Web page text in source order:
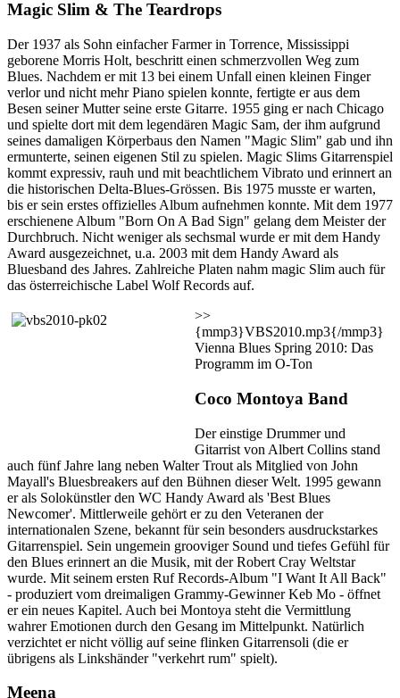
Magic Slim & The Teardrops
Der 1937 als Sohn einfacher Farmer in Torrence, Mississippi
geborene Morris Holt, beschritt einen schmerzvollen Weg zum
Blues. Nachdem er mit 13 bei einem Unfall einen kleinen Finger
verlor und nicht mehr Piano spielen konnte, fertigte er aus dem
Besen seiner Mutter seine erste Gitarre. 1955 ging er nach Chicago
und spielte dort mit dem legendären Magic Sam, der ihm aufgrund
seines damaligen Körperbaus den Namen "Magic Slim" gab und ihn
ermunterte, seinen eigenen Stil zu spielen. Magic Slims Gitarrenspiel
kommt expressiv, rauh und mit beachtlichem Vibrato und erinnert an
die historischen Delta-Blues-Grössen. Bis 1975 musste er warten,
bis er sein erstes offizielles Album aufnehmen konnte. Mit dem 1977
erschienene Album "Born On A Bad Sign" gelang dem Meister der
Durchbruch. Nicht weniger als sechsmal wurde er mit dem Handy
Award ausgezeichnet, u.a. 2003 mit dem Handy Award als
Bluesband des Jahres. Zahlreiche Platen nahm magic Slim auch für
das österreichische Label Wolf Records auf.
>>
{mmp3}VBS2010.mp3{/mmp3}
Vienna Blues Spring 2010: Das
Programm im O-Ton
Coco Montoya Band
Der einstige Drummer und
Gitarrist von Albert Collins stand
auch fünf Jahre lang neben Walter Trout als Mitglied von John
Mayall's Bluesbreakers auf den Bühnen dieser Welt. 1995 gewann
er als Solokünstler den WC Handy Award als 'Best Blues
Newcomer'. Mittlerweile gehört er zu den Veteranen der
internationalen Szene, bekannt für sein besonders ausdruckstarkes
Gitarrenspiel. Sein ungemein grooviger Sound und tiefes Gefühl für
den Blues erinnert an die Musik, mit der Robert Cray Weltstar
wurde. Mit seinem ersten Ruf Records-Album "I Want It All Back"
- produziert vom dreimaligen Grammy-Gewinner Keb Mo - öffnet
er ein neues Kapitel. Auch bei Montoya steht die Vermittlung
wahrer Emotionen durch den Gesang im Mittelpunkt. Natürlich
verzichtet er nicht völlig auf seine flinken Gitarrensoli (die er
übrigens als Linkshänder "verkehrt rum" spielt).
Meena